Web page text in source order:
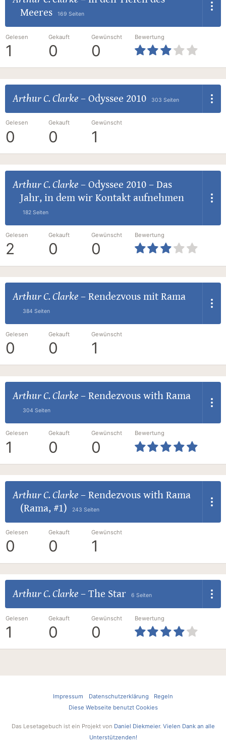
Meeres
169 Seiten
Gelesen
1
Gekauft
0
Gewünscht
0
Bewertung
Arthur C. Clarke– Odyssee 2010 303 Seiten
Gelesen
0
Gekauft
0
Gewünscht
1
Arthur C. Clarke– Odyssee 2010 – Das
Jahr, in dem wir Kontakt aufnehmen
182 Seiten
Gelesen
2
Gekauft
0
Gewünscht
0
Bewertung
Arthur C. Clarke– Rendezvous mit Rama
384 Seiten
Gelesen
0
Gekauft
0
Gewünscht
1
Arthur C. Clarke– Rendezvous with Rama
304 Seiten
Gelesen
1
Gekauft
0
Gewünscht
0
Bewertung
Arthur C. Clarke– Rendezvous with Rama
(Rama, #1)
243 Seiten
Gelesen
0
Gekauft
0
Gewünscht
1
Arthur C. Clarke– The Star 6 Seiten
Gelesen
1
Gekauft
0
Gewünscht
0
Bewertung
Impressum Datenschutzerklärung
Regeln
Diese Webseite benutzt Cookies
Das Lesetagebuch ist ein Projekt von Daniel Diekmeier. Vielen Dank an alle
Unterstützenden!